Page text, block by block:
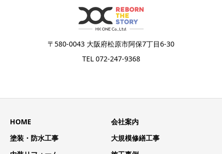
〒580-0043 大阪府松原市阿保7丁目6-30
TEL 072-247-9368
HOME
会社案内
塗装・防水工事
大規模修繕工事